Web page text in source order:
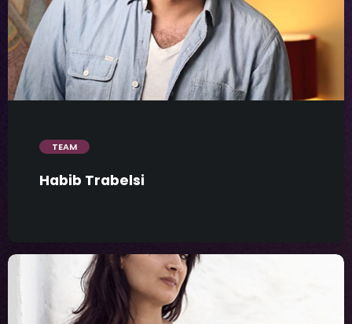
trending_flat
TEAM
Habib Trabelsi